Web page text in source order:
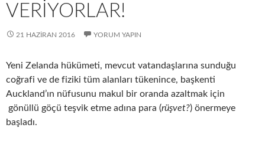
VERIYORLAR!
21 HAZIRAN 2016 YORUM YAPIN
Yeni Zelanda hükümeti, mevcut vatandaşlarına sunduğu
coğrafi ve de fiziki tüm alanları tükenince, başkenti
Auckland’ın nüfusunu makul bir oranda azaltmak için
gönüllü göçü teşvik etme adına para (rüşvet?) önermeye
başladı.